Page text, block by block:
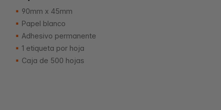
90mm x 45mm
Papel blanco
Adhesivo permanente
1 etiqueta por hoja
Caja de 500 hojas